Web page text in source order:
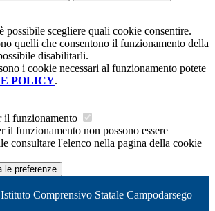
possibile scegliere quali cookie consentire.
quelli che consentono il funzionamento della
disabilitarli.
i cookie necessari al funzionamento potete
POLICY.
il funzionamento
il funzionamento non possono essere
consultare l'elenco nella pagina della cookie
le preferenze
Istituto Comprensivo Statale Campodarsego